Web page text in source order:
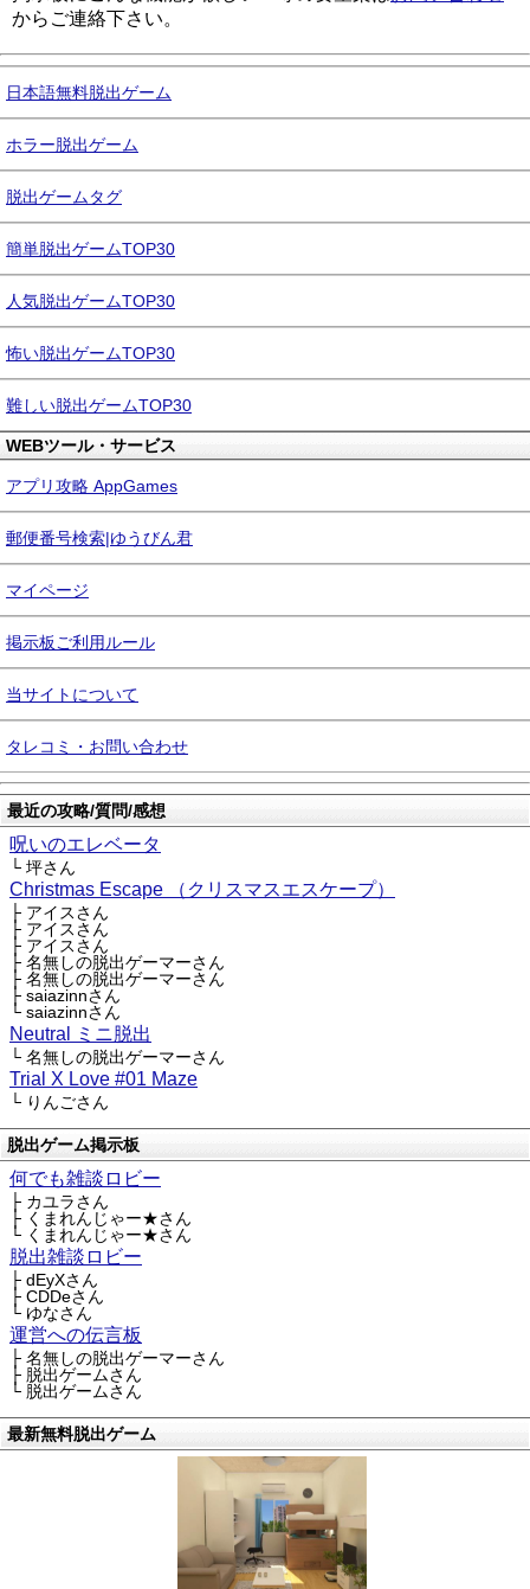
からご連絡下さい。
日本語無料脱出ゲーム
ホラー脱出ゲーム
脱出ゲームタグ
簡単脱出ゲームTOP30
人気脱出ゲームTOP30
怖い脱出ゲームTOP30
難しい脱出ゲームTOP30
WEBツール・サービス
アプリ攻略 AppGames
郵便番号検索|ゆうびん君
マイページ
掲示板ご利用ルール
当サイトについて
タレコミ・お問い合わせ
最近の攻略/質問/感想
呪いのエレベータ
└ 坪さん
Christmas Escape （クリスマスエスケープ）
├ アイスさん
├ アイスさん
├ アイスさん
├ 名無しの脱出ゲーマーさん
├ 名無しの脱出ゲーマーさん
├ saiazinnさん
└ saiazinnさん
Neutral ミニ脱出
└ 名無しの脱出ゲーマーさん
Trial X Love #01 Maze
└ りんごさん
脱出ゲーム掲示板
何でも雑談ロビー
├ カユラさん
├ くまれんじゃー★さん
└ くまれんじゃー★さん
脱出雑談ロビー
├ dEyXさん
├ CDDeさん
└ ゆなさん
運営への伝言板
├ 名無しの脱出ゲーマーさん
├ 脱出ゲームさん
└ 脱出ゲームさん
最新無料脱出ゲーム